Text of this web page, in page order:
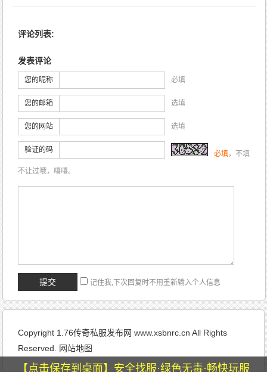
评论列表:
发表评论
您的昵称 必填
您的邮箱 选填
您的网站 选填
验证的码 必填，不填
不让过哦，嘻嘻。
记住我,下次回复时不用重新输入个人信息
Copyright 1.76传奇私服发布网 www.xsbnrc.cn All Rights
Reserved. 网站地图
【点击保存到桌面】安全找服·绿色无毒·畅快玩服